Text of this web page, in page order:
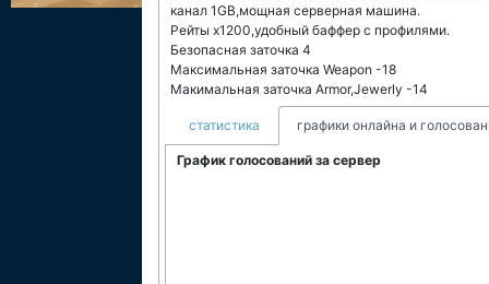
канал 1GB,мощная серверная машина.
Рейты x1200,удобный баффер с профилями.
Безопасная заточка 4
Максимальная заточка Weapon -18
Макимальная заточка Armor,Jewerly -14
статистика графики онлайна и
График голосований за сервер